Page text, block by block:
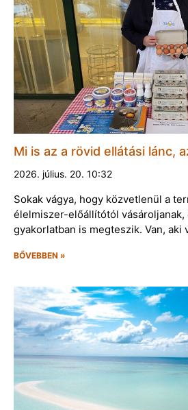
Mi is az a rövid ellátási lánc,
2026. július. 20. 10:32
Sokak vágya, hogy közvetlenül a
élelmiszer-előállítótól vásároljanak,
gyakorlatban is megteszik. Van, aki
BŐVEBBEN »